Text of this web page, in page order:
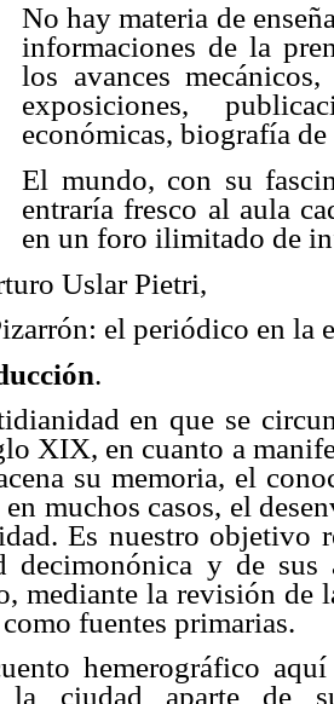
No hay materia de
informaciones de la
los avances
exposiciones,
económicas, biografía
El mundo, con su
entraría fresco al aula
en un foro ilimitado de
Uslar Pietri,
el periódico en la
.
en que se
XIX, en cuanto a
su memoria, el
en muchos casos, el
Es nuestro objetivo
decimonónica y de
mediante la revisión de
fuentes primarias.
hemerográfico
la ciudad aparte de